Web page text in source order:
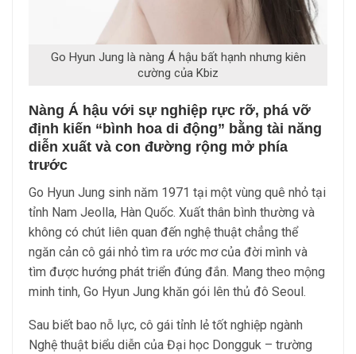
Go Hyun Jung là nàng Á hậu bất hạnh nhưng kiên
cường của Kbiz
Nàng Á hậu với sự nghiệp rực rỡ, phá vỡ
định kiến “bình hoa di động” bằng tài năng
diễn xuất và con đường rộng mở phía
trước
Go Hyun Jung sinh năm 1971 tại một vùng quê nhỏ tại
tỉnh Nam Jeolla, Hàn Quốc. Xuất thân bình thường và
không có chút liên quan đến nghệ thuật chẳng thể
ngăn cản cô gái nhỏ tìm ra ước mơ của đời mình và
tìm được hướng phát triển đúng đắn. Mang theo mộng
minh tinh, Go Hyun Jung khăn gói lên thủ đô Seoul.
Sau biết bao nỗ lực, cô gái tỉnh lẻ tốt nghiệp ngành
Nghệ thuật biểu diễn của Đại học Dongguk – trường